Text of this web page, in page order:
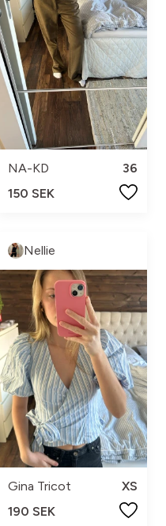
NA-KD
36
150 SEK
Nellie
Gina Tricot
XS
190 SEK